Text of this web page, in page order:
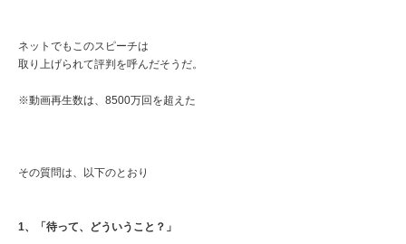
ネットでもこのスピーチは
取り上げられて評判を呼んだそうだ。
※動画再生数は、8500万回を超えた
その質問は、以下のとおり
1、「待って、どういうこと？」